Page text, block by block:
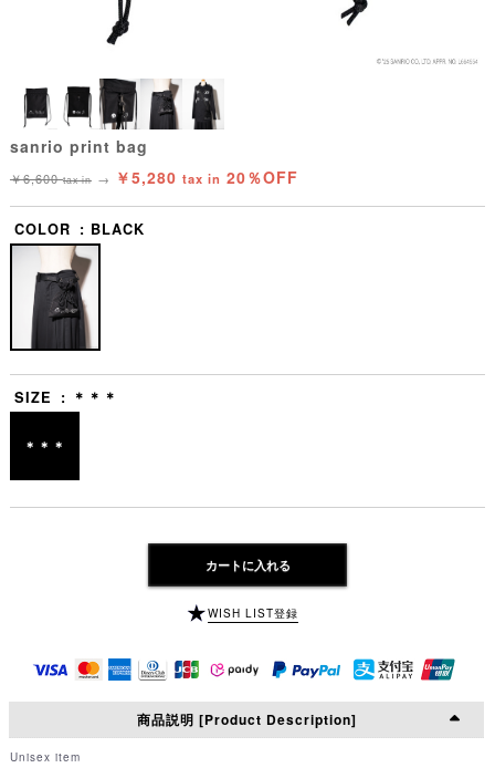
sanrio print bag
￥6,600tax in → ￥5,280 tax in 20％OFF
COLOR BLACK
SIZE ＊＊＊
＊＊＊
カートに入れる
WISH LIST登録
商品説明 [Product Description]
Unisex item